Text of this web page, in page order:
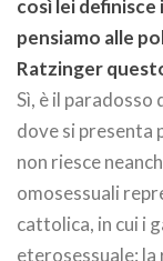
così lei
pensiamo alle
Ratzinger
Sì, è il
dove si presenta
non riesce
omosessuali
cattolica, in cui i
eterosessuale: la